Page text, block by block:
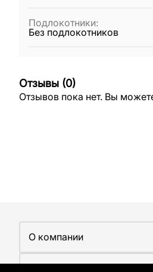
Подлокотники:
Без подлокотников
Отзывы (0)
Отзывов пока нет. Вы
О компании